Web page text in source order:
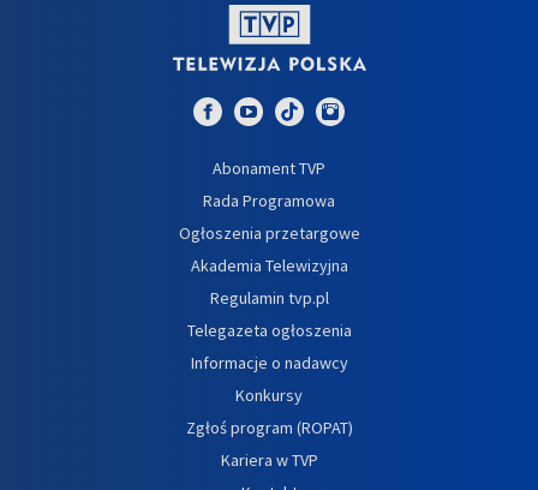
Abonament TVP
Rada Programowa
Ogłoszenia przetargowe
Akademia Telewizyjna
Regulamin tvp.pl
Telegazeta ogłoszenia
Informacje o nadawcy
Konkursy
Zgłoś program (ROPAT)
Kariera w TVP